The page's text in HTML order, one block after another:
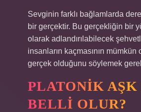
Sevginin farklı bağlamlarda
bir gerçektir. Bu gerçekliğin bir
olarak adlandırılabilecek
insanların kaçmasının mümkün
gerçek olduğunu söylemek
PLATONIK
BELLI OLUR?